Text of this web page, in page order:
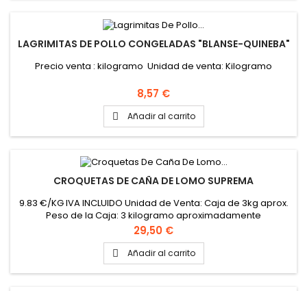
LAGRIMITAS DE POLLO CONGELADAS "BLANSE-QUINEBA"
Precio venta : kilogramo Unidad de venta: Kilogramo
Precio
8,57 €
 Añadir al carrito
CROQUETAS DE CAÑA DE LOMO SUPREMA
9.83 €/KG IVA INCLUIDO Unidad de Venta: Caja de 3kg aprox.
Peso de la Caja: 3 kilogramo aproximadamente
Precio
29,50 €
 Añadir al carrito